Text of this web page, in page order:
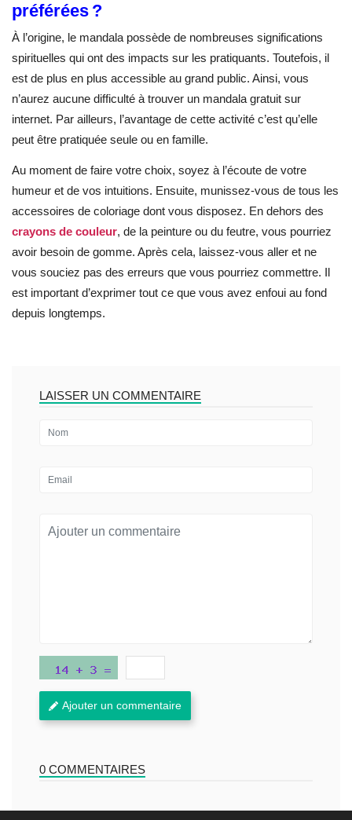
préférées ?
À l’origine, le mandala possède de nombreuses significations
spirituelles qui ont des impacts sur les pratiquants. Toutefois, il
est de plus en plus accessible au grand public. Ainsi, vous
n’aurez aucune difficulté à trouver un mandala gratuit sur
internet. Par ailleurs, l’avantage de cette activité c’est qu’elle
peut être pratiquée seule ou en famille.
Au moment de faire votre choix, soyez à l’écoute de votre
humeur et de vos intuitions. Ensuite, munissez-vous de tous les
accessoires de coloriage dont vous disposez. En dehors des
crayons de couleur, de la peinture ou du feutre, vous pourriez
avoir besoin de gomme. Après cela, laissez-vous aller et ne
vous souciez pas des erreurs que vous pourriez commettre. Il
est important d’exprimer tout ce que vous avez enfoui au fond
depuis longtemps.
LAISSER UN COMMENTAIRE
Ajouter un commentaire
0 COMMENTAIRES